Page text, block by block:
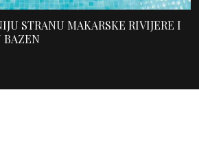
STRANU MAKARSKE RIVIJERE I
BAZEN